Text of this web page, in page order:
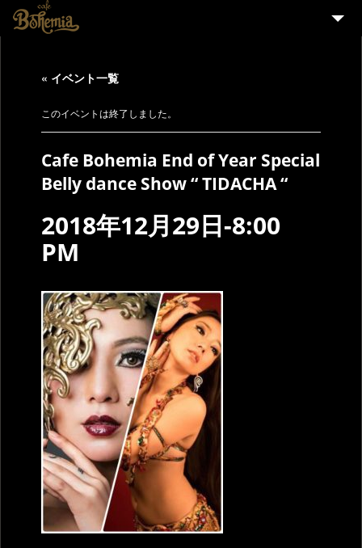
EVENT« イベント一覧
このイベントは終了しました。
Cafe Bohemia End of Year Special
Belly dance Show “ TIDACHA “
2018年12月29日-8:00
PM